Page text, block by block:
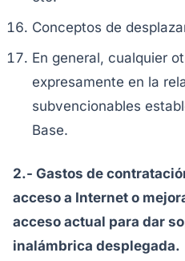
Conceptos de
En general, cualquier
expresamente en la
subvencionables
Base.
2.- Gastos de
acceso a Internet o
acceso actual para dar
inalámbrica desplegada.